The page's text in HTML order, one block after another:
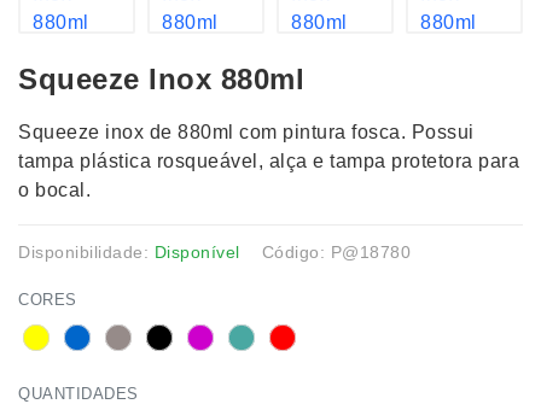
Squeeze Inox 880ml
Squeeze inox de 880ml com pintura fosca. Possui
tampa plástica rosqueável, alça e tampa protetora para
o bocal.
Disponibilidade: Disponível Código: P@18780
CORES
QUANTIDADES